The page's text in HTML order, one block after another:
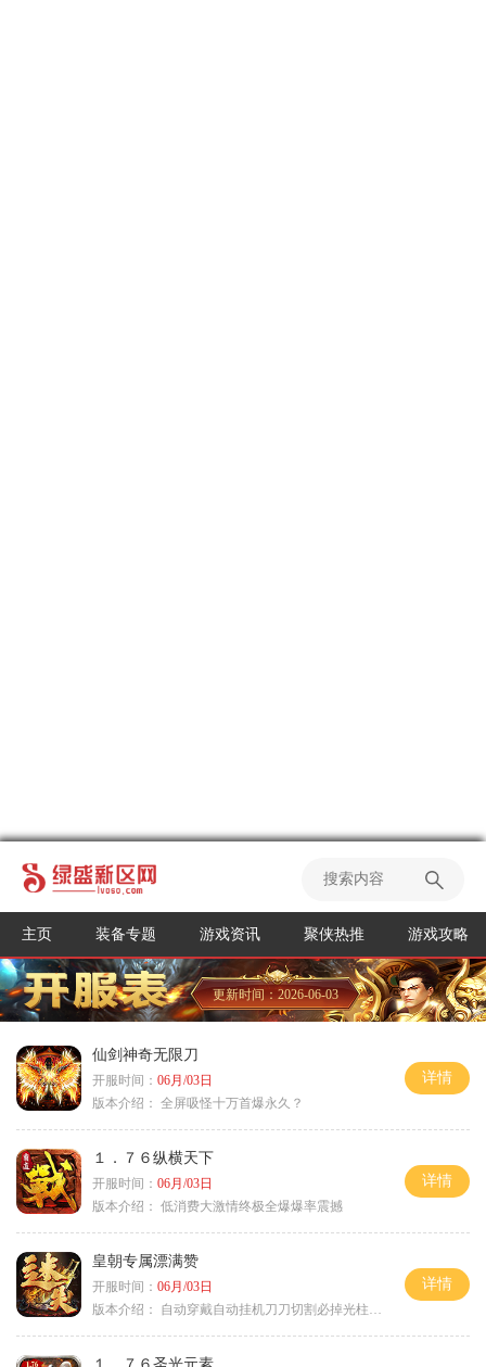
主页 装备专题 游戏资讯 聚侠热推 游戏攻略
更新时间：2026-06-03
仙剑神奇无限刀
开服时间： 06月/03日
版本介绍： 全屏吸怪十万首爆永久？
详情
１．７６纵横天下
开服时间： 06月/03日
版本介绍： 低消费大激情终极全爆爆率震撼
详情
皇朝专属漂满赞
开服时间： 06月/03日
版本介绍：
自动穿戴自动挂机刀刀切割必掉光柱自动
详情